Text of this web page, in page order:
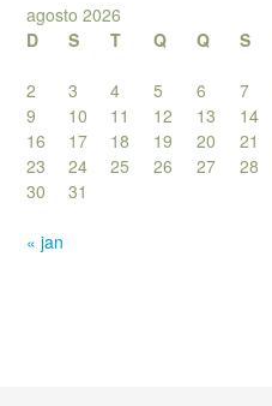
agosto 2026
D
S T Q Q S
2
3 4 5 6 7
9
10 11 12 13 14
16
17 18 19 20 21
23
24 25 26 27 28
30
31
« jan